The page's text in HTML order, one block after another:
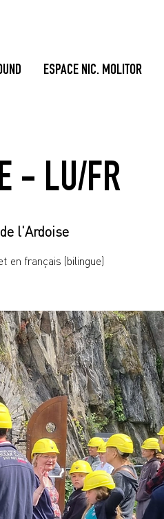
ESPACE NIC. MOLITOR
- LU/FR
l'Ardoise
en français (bilingue)